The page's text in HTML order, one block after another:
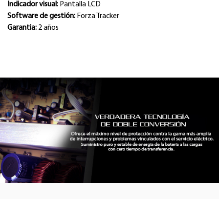
Indicador visual: Pantalla LCD
Software de gestión: Forza Tracker
Garantia: 2 años